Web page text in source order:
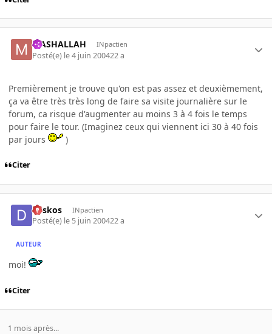
MASHALLAH INpactien
Posté(e) le 4 juin 200422 a
Premièrement je trouve qu'on est pas assez et deuxièmement,
ça va être très très long de faire sa visite journalière sur le
forum, ca risque d'augmenter au moins 3 à 4 fois le temps
pour faire le tour. (Imaginez ceux qui viennent ici 30 à 40 fois
par jours
)
Citer
deskos INpactien
Posté(e) le 5 juin 200422 a
AUTEUR
moi!
Citer
1 mois après...